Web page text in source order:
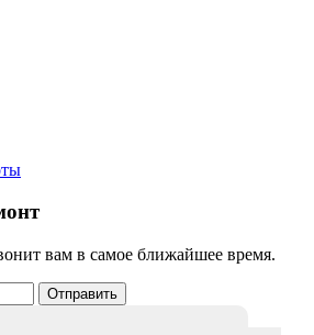
вам в самое ближайшее время.
Отправить